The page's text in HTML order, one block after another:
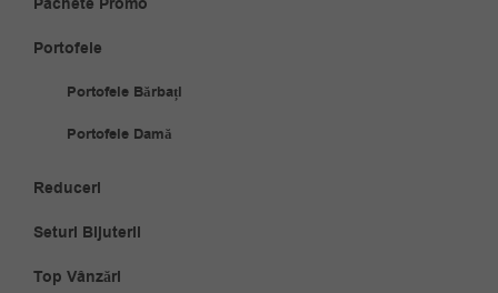
Pachete Promo
Portofele
Portofele Bărbați
Portofele Damă
Reduceri
Seturi Bijuterii
Top Vânzări